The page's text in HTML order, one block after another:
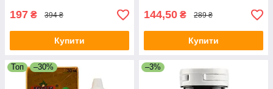
197 ₴ 394 ₴
Купити
144,50 ₴ 289 ₴
Купити
Топ –30% –3%